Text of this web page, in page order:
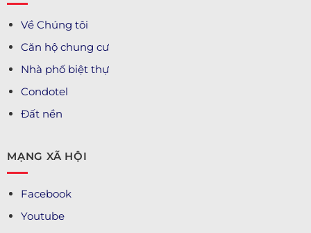
Về Chúng tôi
Căn hộ chung cư
Nhà phố biệt thự
Condotel
Đất nền
MẠNG XÃ HỘI
Facebook
Youtube